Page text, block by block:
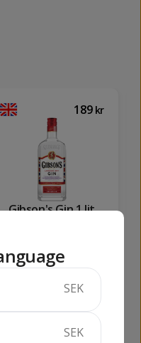
189 kr
Gibson's Gin 1 lit
KÖP
SEK
SEK